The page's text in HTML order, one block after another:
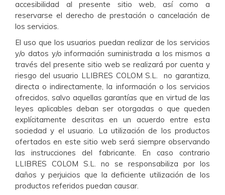
accesibilidad al presente sitio web, así como a
reservarse el derecho de prestación o cancelación de
los servicios.
El uso que los usuarios puedan realizar de los servicios
y/o datos y/o información suministrada a los mismos a
través del presente sitio web se realizará por cuenta y
riesgo del usuario LLIBRES COLOM S.L. no garantiza,
directa o indirectamente, la información o los servicios
ofrecidos, salvo aquellas garantías que en virtud de las
leyes aplicables deban ser otorgadas o que queden
explícitamente descritas en un acuerdo entre esta
sociedad y el usuario. La utilización de los productos
ofertados en este sitio web será siempre observando
las instrucciones del fabricante. En caso contrario
LLIBRES COLOM S.L. no se responsabiliza por los
daños y perjuicios que la deficiente utilización de los
productos referidos puedan causar.